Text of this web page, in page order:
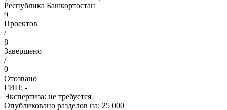
Республика Башкортостан
9
Проектов
/
8
Завершено
/
0
Отозвано
ГИП: -
Экспертиза: не требуется
Опубликовано разделов на: 25 000